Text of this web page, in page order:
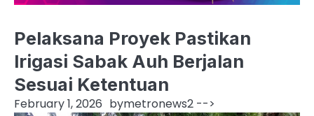
Pelaksana Proyek Pastikan
Irigasi Sabak Auh Berjalan
Sesuai Ketentuan
February 1, 2026 bymetronews2 -->